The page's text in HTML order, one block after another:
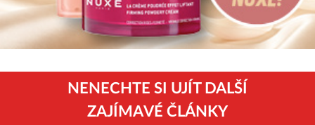
NENECHTE SI UJÍT DALŠÍ
ZAJÍMAVÉ ČLÁNKY